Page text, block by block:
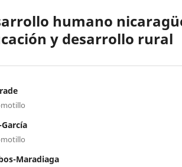
humano
y desarrollo rural
Maradiaga